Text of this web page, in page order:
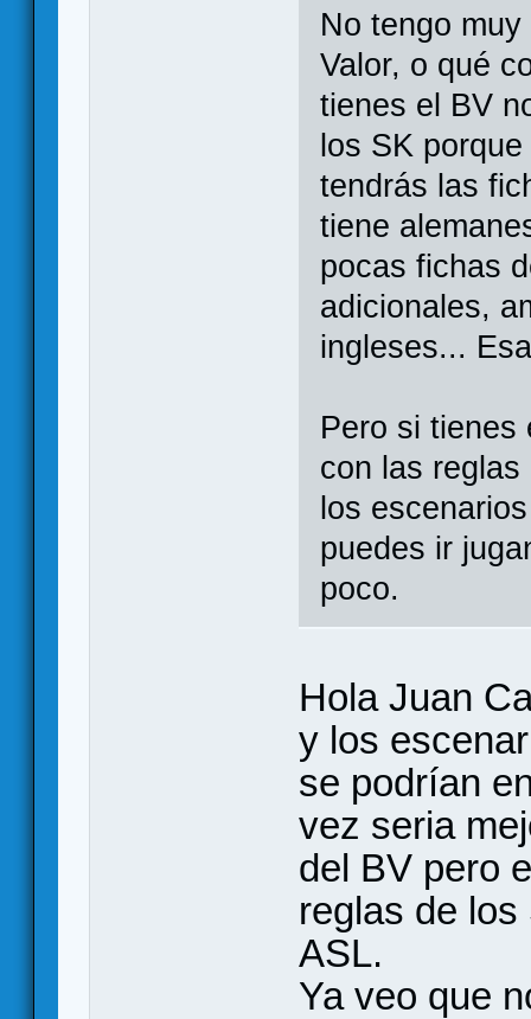
No tengo
Valor, o qué
tienes el BV
los SK
tendrás las
tiene
pocas fichas
adicionales,
ingleses...
Pero si tienes
con las
los
puedes ir
poco.
Hola Juan
y los
se podrían
vez seria
del BV pero
reglas de
ASL.
Ya veo que